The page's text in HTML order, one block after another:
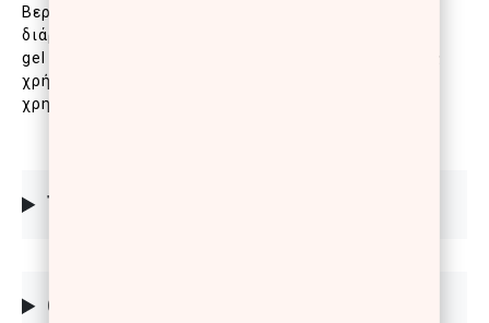
Βερνίκι νυχιών για πλούσιο χρώμα, λάμψη και
διάρκεια έως και 10 ημέρες. Με μοναδική σύσταση
gel για επαγγελματικό αποτέλεσμα στο σπίτι, χωρίς
χρήση λάμπας. Για αποτέλεσμα που διαρκεί,
χρησιμοποιήστε μετά το Pro Gel Top Coat.
TIPS
ΟΔΗΓΙΕΣ